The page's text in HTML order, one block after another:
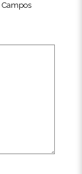
Campos